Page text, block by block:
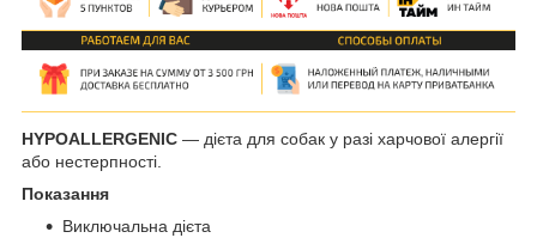
HYPOALLERGENIC — дієта для собак у разі харчової алергії
або нестерпності.
Показання
Виключальна дієта